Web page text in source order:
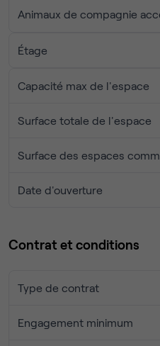
Animaux de compagnie
Étage
Capacité max de l'espace
Surface totale de l'espace
Surface des espaces
Date d'ouverture
Contrat et conditions
Type de contrat
Engagement minimum